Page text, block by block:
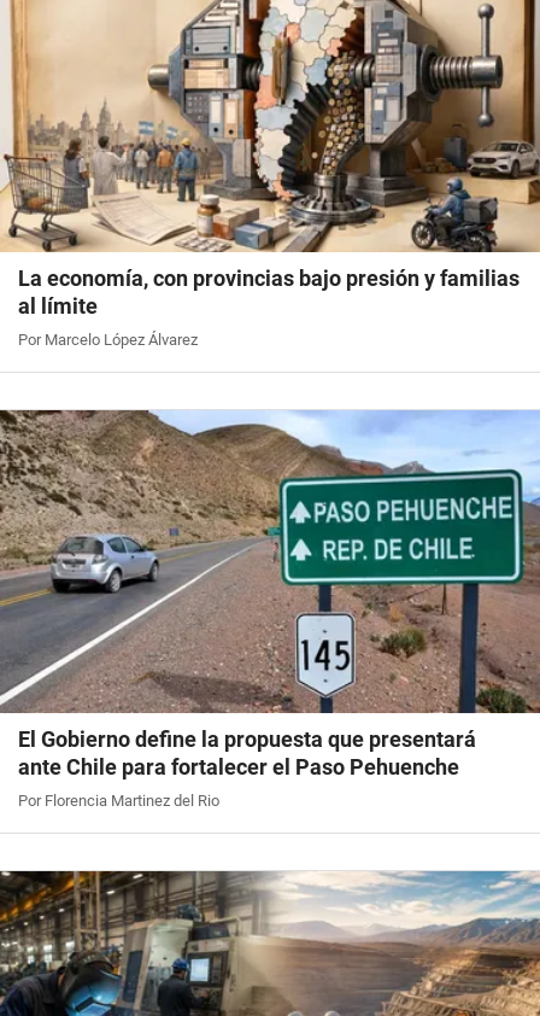
La economía, con provincias bajo presión y familias
al límite
Por Marcelo López Álvarez
El Gobierno define la propuesta que presentará
ante Chile para fortalecer el Paso Pehuenche
Por Florencia Martinez del Rio